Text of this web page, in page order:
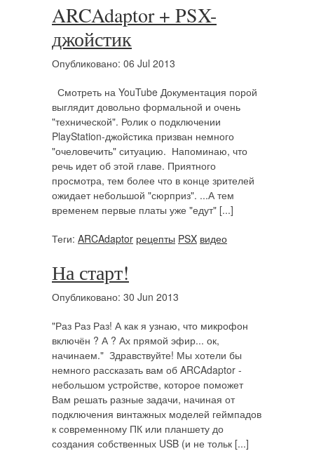
ARCAdaptor + PSX-
джойстик
Опубликовано: 06 Jul 2013
Смотреть на YouTube Документация порой
выглядит довольно формальной и очень
"технической". Ролик о подключении
PlayStation-джойстика призван немного
"очеловечить" ситуацию. Напоминаю, что
речь идет об этой главе. Приятного
просмотра, тем более что в конце зрителей
ожидает небольшой "сюрприз". ...А тем
временем первые платы уже "едут" [...]
Теги: ARCAdaptor рецепты PSX видео
На старт!
Опубликовано: 30 Jun 2013
"Раз Раз Раз! А как я узнаю, что микрофон
включён ? А ? Ах прямой эфир... ок,
начинаем." Здравствуйте! Мы хотели бы
немного рассказать вам об ARCAdaptor -
небольшом устройстве, которое поможет
Вам решать разные задачи, начиная от
подключения винтажных моделей геймпадов
к современному ПК или планшету до
создания собственных USB (и не тольк [...]